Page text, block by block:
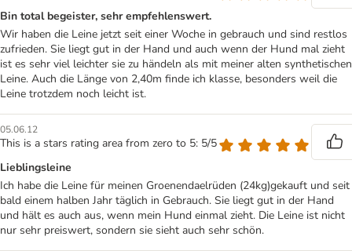
Bin total begeister, sehr empfehlenswert.
Wir haben die Leine jetzt seit einer Woche in gebrauch und sind restlos
zufrieden. Sie liegt gut in der Hand und auch wenn der Hund mal zieht
ist es sehr viel leichter sie zu händeln als mit meiner alten synthetischen
Leine. Auch die Länge von 2,40m finde ich klasse, besonders weil die
Leine trotzdem noch leicht ist.
05.06.12
This is a stars rating area from zero to 5: 5/5
Lieblingsleine
Ich habe die Leine für meinen Groenendaelrüden (24kg)gekauft und seit
bald einem halben Jahr täglich in Gebrauch. Sie liegt gut in der Hand
und hält es auch aus, wenn mein Hund einmal zieht. Die Leine ist nicht
nur sehr preiswert, sondern sie sieht auch sehr schön.